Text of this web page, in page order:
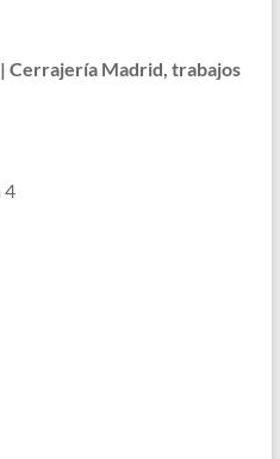
Cerrajería Madrid, trabajos
4